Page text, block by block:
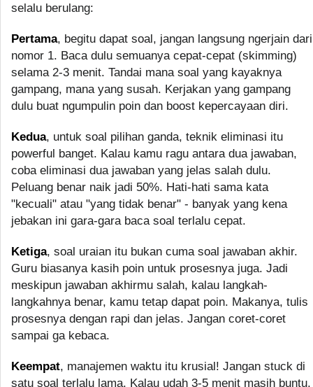
selalu berulang:
Pertama, begitu dapat soal, jangan langsung ngerjain dari
nomor 1. Baca dulu semuanya cepat-cepat (skimming)
selama 2-3 menit. Tandai mana soal yang kayaknya
gampang, mana yang susah. Kerjakan yang gampang
dulu buat ngumpulin poin dan boost kepercayaan diri.
Kedua, untuk soal pilihan ganda, teknik eliminasi itu
powerful banget. Kalau kamu ragu antara dua jawaban,
coba eliminasi dua jawaban yang jelas salah dulu.
Peluang benar naik jadi 50%. Hati-hati sama kata
"kecuali" atau "yang tidak benar" - banyak yang kena
jebakan ini gara-gara baca soal terlalu cepat.
Ketiga, soal uraian itu bukan cuma soal jawaban akhir.
Guru biasanya kasih poin untuk prosesnya juga. Jadi
meskipun jawaban akhirmu salah, kalau langkah-
langkahnya benar, kamu tetap dapat poin. Makanya, tulis
prosesnya dengan rapi dan jelas. Jangan coret-coret
sampai ga kebaca.
Keempat, manajemen waktu itu krusial! Jangan stuck di
satu soal terlalu lama. Kalau udah 3-5 menit masih buntu,